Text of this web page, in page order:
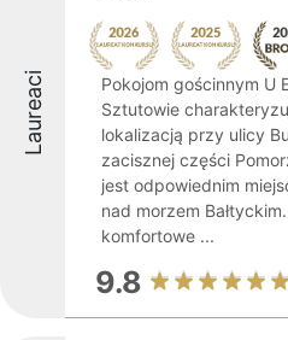
Laureaci
Pokojom gościnnym U
Sztutowie
lokalizacją przy ulicy
zacisznej części
jest odpowiednim
nad morzem
komfortowe ...
9.8